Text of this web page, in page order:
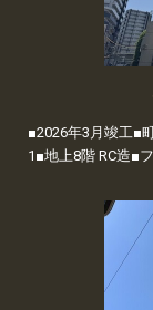
■2026年3月竣工■
1■地上8階 RC造■